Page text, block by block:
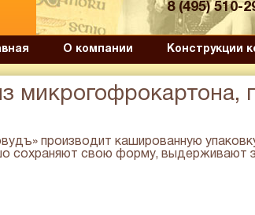
8 (495) 510-
О компании Конструкции
производит кашированную
сохраняют свою форму, выдерживают